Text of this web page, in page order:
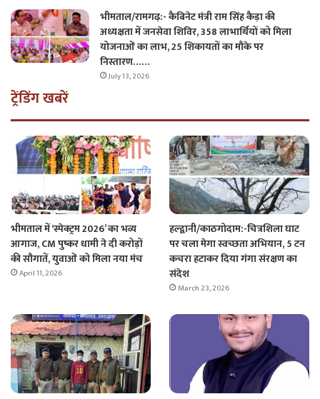
भीमताल/रामगढ़:- कैबिनेट मंत्री राम सिंह कैड़ा की
अध्यक्षता में जनसेवा शिविर, 358 लाभार्थियों को मिला
योजनाओं का लाभ, 25 शिकायतों का मौके पर
निस्तारण……
July 13, 2026
ट्रेंडिंग खबरें
भीमताल में ‘स्पेक्ट्रम 2026’ का भव्य
आगाज, CM पुष्कर धामी ने दी करोड़ों
की सौगातें, युवाओं को मिला नया मंच
April 11, 2026
हल्द्वानी/काठगोदाम:-चित्रशिला घाट
पर चला मेगा स्वच्छता अभियान, 5 टन
कचरा हटाकर दिया गंगा संरक्षण का
संदेश
March 23, 2026